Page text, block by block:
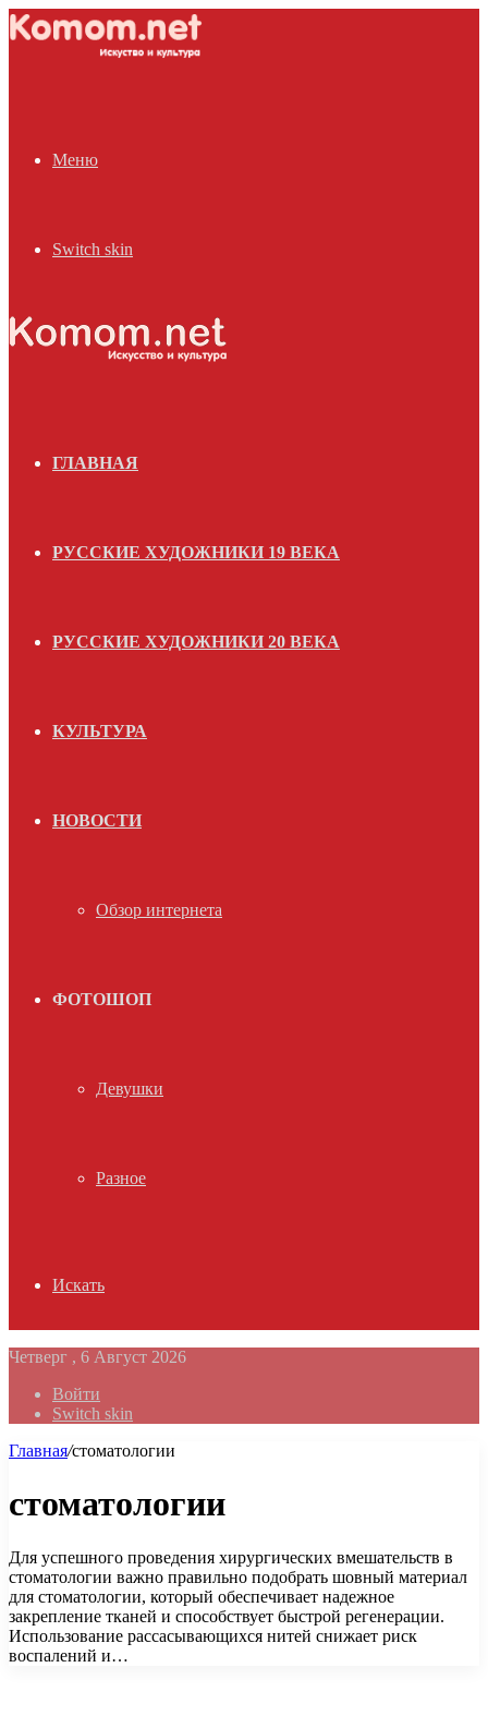
Меню
Switch skin
ГЛАВНАЯ
РУССКИЕ ХУДОЖНИКИ 19 ВЕКА
РУССКИЕ ХУДОЖНИКИ 20 ВЕКА
КУЛЬТУРА
НОВОСТИ
Обзор интернета
ФОТОШОП
Девушки
Разное
Искать
Четверг , 6 Август 2026
Войти
Switch skin
Главная/стоматологии
стоматологии
Для успешного проведения хирургических вмешательств в
стоматологии важно правильно подобрать шовный материал
для стоматологии, который обеспечивает надежное
закрепление тканей и способствует быстрой регенерации.
Использование рассасывающихся нитей снижает риск
воспалений и…